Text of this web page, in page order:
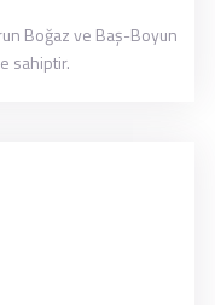
Boğaz ve Baş-Boyun
sahiptir.